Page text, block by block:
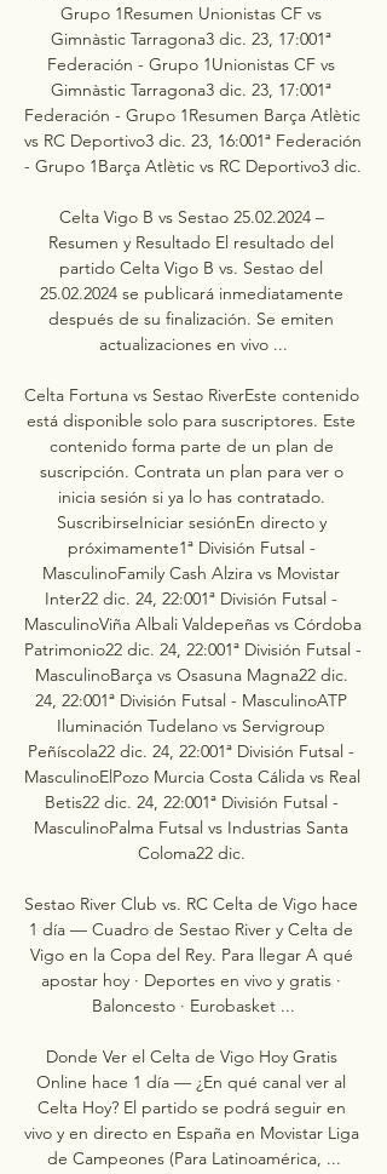
Grupo 1Resumen Unionistas CF vs
Gimnàstic Tarragona3 dic. 23, 17:001ª
Federación - Grupo 1Unionistas CF vs
Gimnàstic Tarragona3 dic. 23, 17:001ª
Federación - Grupo 1Resumen Barça Atlètic
vs RC Deportivo3 dic. 23, 16:001ª Federación
- Grupo 1Barça Atlètic vs RC Deportivo3 dic.
Celta Vigo B vs Sestao 25.02.2024 –
Resumen y Resultado El resultado del
partido Celta Vigo B vs. Sestao del
25.02.2024 se publicará inmediatamente
después de su finalización. Se emiten
actualizaciones en vivo ...
Celta Fortuna vs Sestao RiverEste contenido
está disponible solo para suscriptores. Este
contenido forma parte de un plan de
suscripción. Contrata un plan para ver o
inicia sesión si ya lo has contratado.
SuscribirseIniciar sesiónEn directo y
próximamente1ª División Futsal -
MasculinoFamily Cash Alzira vs Movistar
Inter22 dic. 24, 22:001ª División Futsal -
MasculinoViña Albali Valdepeñas vs Córdoba
Patrimonio22 dic. 24, 22:001ª División Futsal -
MasculinoBarça vs Osasuna Magna22 dic.
24, 22:001ª División Futsal - MasculinoATP
Iluminación Tudelano vs Servigroup
Peñíscola22 dic. 24, 22:001ª División Futsal -
MasculinoElPozo Murcia Costa Cálida vs Real
Betis22 dic. 24, 22:001ª División Futsal -
MasculinoPalma Futsal vs Industrias Santa
Coloma22 dic.
Sestao River Club vs. RC Celta de Vigo hace
1 día — Cuadro de Sestao River y Celta de
Vigo en la Copa del Rey. Para llegar A qué
apostar hoy · Deportes en vivo y gratis ·
Baloncesto · Eurobasket ...
Donde Ver el Celta de Vigo Hoy Gratis
Online hace 1 día — ¿En qué canal ver al
Celta Hoy? El partido se podrá seguir en
vivo y en directo en España en Movistar Liga
de Campeones (Para Latinoamérica, ...